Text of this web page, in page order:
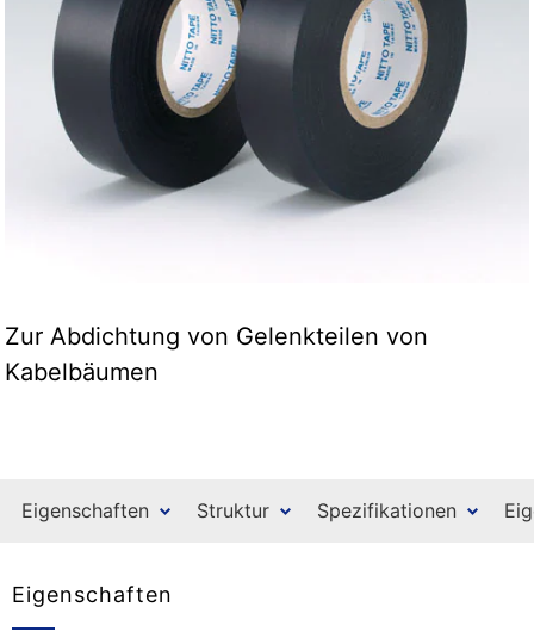
Zur Abdichtung von Gelenkteilen von
Kabelbäumen
Eigenschaften Struktur Spezifikationen
Eigenschaften